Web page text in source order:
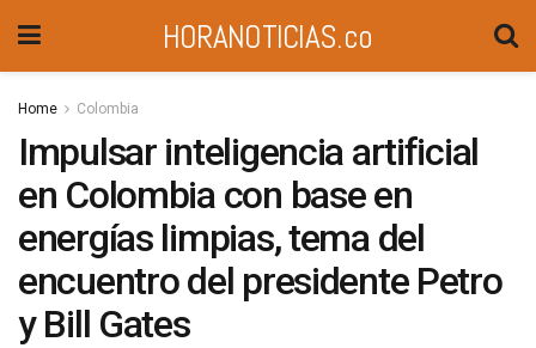
HORANOTICIAS.co
Home Colombia
Impulsar inteligencia artificial
en Colombia con base en
energías limpias, tema del
encuentro del presidente Petro
y Bill Gates